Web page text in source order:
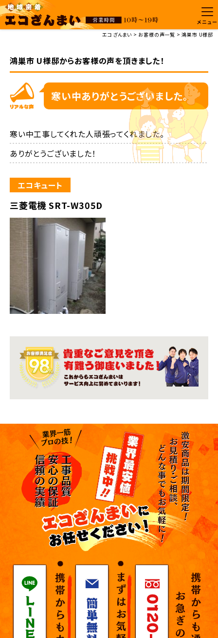
メニュー
エコざんまい
お客様の声一覧 鴻巣市 U様邸
鴻巣市 U様邸からお客様の声を頂きました！
寒い中ありがとうございました。
寒い中工事してくれた人頑張ってくれました。
ありがとうございました！
エコキュート
三菱電機 SRT-W305D